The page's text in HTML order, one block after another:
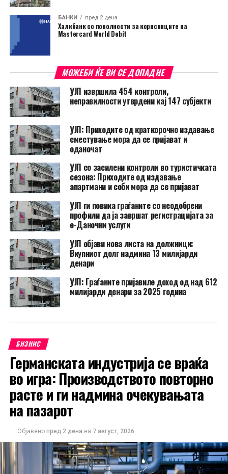
БАНКИ пред 2 дена
Халкбанк со поволности за корисниците на
Mastercard World Debit
МОЖЕБИ ЌЕ ВИ СЕ ДОПАДНЕ
УЈП извршила 454 контроли,
неправилности утврдени кај 147 субјекти
УЈП: Приходите од краткорочно издавање
сместување мора да се пријават и
оданочат
УЈП со засилени контроли во туристичката
сезона: Приходите од издавање
апартмани и соби мора да се пријават
УЈП ги повика граѓаните со неодобрени
профили да ја завршат регистрацијата за
е-Даночни услуги
УЈП објави нова листа на должници:
Вкупниот долг надмина 13 милијарди
денари
УЈП: Граѓаните пријавиле доход од над 612
милијарди денари за 2025 година
БИЗНИС
Германската индустрија се враќа
во игра: Производството повторно
расте и ги надмина очекувањата
на пазарот
Објавено пред 2 дена на 7 август, 2026